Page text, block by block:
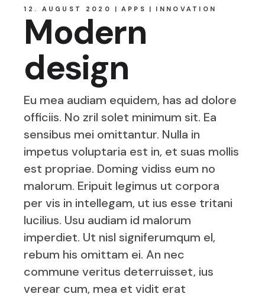
12. AUGUST 2020 APPS INNOVATION
Modern
design
Eu mea audiam equidem, has ad dolore
officiis. No zril solet minimum sit. Ea
sensibus mei omittantur. Nulla in
impetus voluptaria est in, et suas mollis
est propriae. Doming vidiss eum no
malorum. Eripuit legimus ut corpora
per vis in intellegam, ut ius esse tritani
lucilius. Usu audiam id malorum
imperdiet. Ut nisl signiferumqum el,
rebum his omittam ei. An nec
commune veritus deterruisset, ius
verear cum, mea et vidit erat